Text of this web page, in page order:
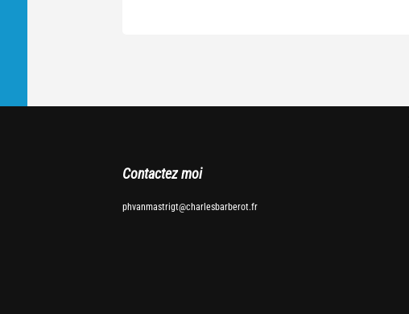
Contactez moi
phvanmastrigt@charlesbarberot.fr